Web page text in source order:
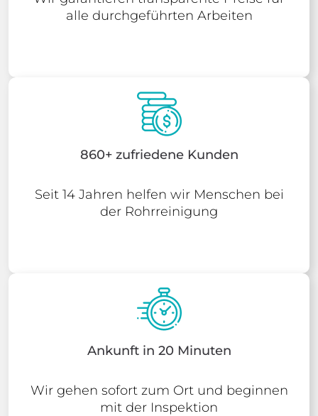
alle durchgeführten Arbeiten
860+ zufriedene Kunden
Seit 14 Jahren helfen wir Menschen bei
der Rohrreinigung
Ankunft in 20 Minuten
Wir gehen sofort zum Ort und beginnen
mit der Inspektion